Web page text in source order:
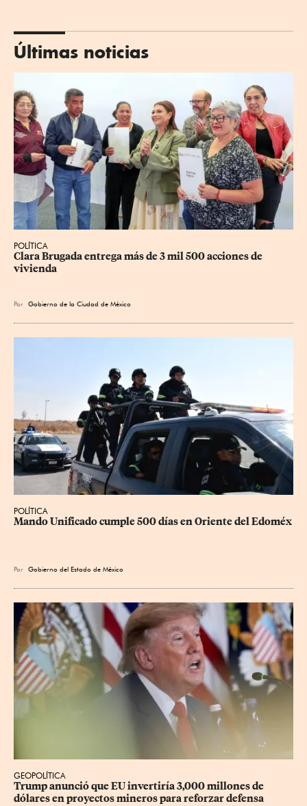
Últimas noticias
POLÍTICA
Clara Brugada entrega más de 3 mil 500 acciones de
vivienda
Por Gobierno de la Ciudad de México
POLÍTICA
Mando Unificado cumple 500 días en Oriente del Edoméx
Por Gobierno del Estado de México
GEOPOLÍTICA
Trump anunció que EU invertiría 3,000 millones de
dólares en proyectos mineros para reforzar defensa